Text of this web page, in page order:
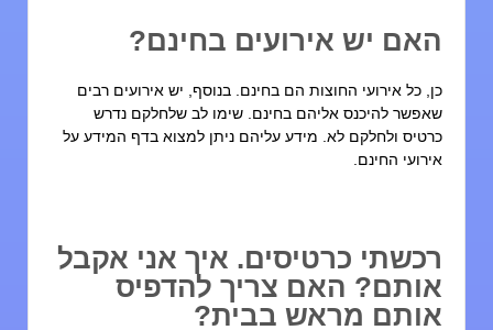
יש אירועים בחינם?
כל אירועי החוצות הם בחינם. בנוסף, יש אירועים רבים
להיכנס אליהם בחינם. שימו לב שלחלקם נדרש
ולחלקם לא. מידע עליהם ניתן למצוא ב דף המידע על
החינם.
כרטיסים. איך אני אקבל
האם צריך להדפיס
מראש בבית?